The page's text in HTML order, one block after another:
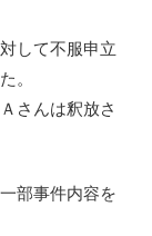
して不服申立
。
さんは釈放さ
部事件内容を